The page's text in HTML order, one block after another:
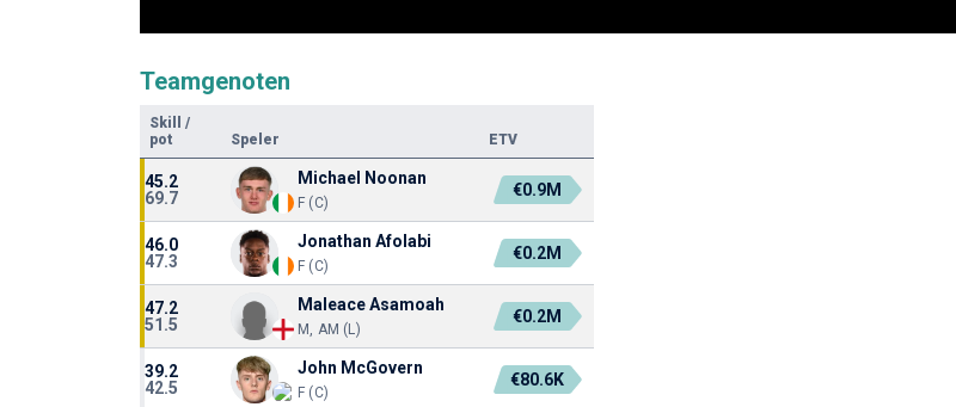
Teamgenoten
Skill
/
pot
Speler ETV
45.2
69.7
Michael Noonan
F (C)
€0.9M
46.0
47.3
Jonathan Afolabi
F (C)
€0.2M
47.2
51.5
Maleace Asamoah
M, AM (L)
€0.2M
39.2
42.5
John McGovern
F (C)
€80.6K